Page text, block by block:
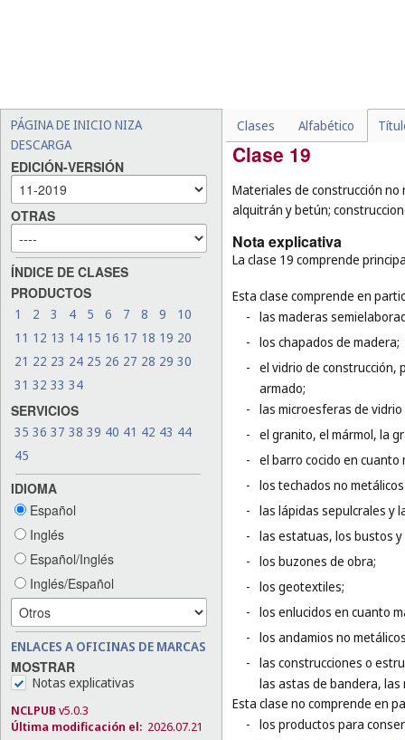
PÁGINA DE INICIO NIZA
DESCARGA
EDICIÓN-VERSIÓN
OTRAS
ÍNDICE DE CLASES
PRODUCTOS
1 2 3 4 5 6 7 8 9
10
11 12 13 14 15 16 17 18 19 20
21 22 23 24 25 26 27 28 29 30
31 32 33 34
SERVICIOS
35 36 37 38 39 40 41 42 43 44
45
IDIOMA
Español
Inglés
Español/Inglés
Inglés/Español
ENLACES A OFICINAS DE MARCAS
MOSTRAR
Notas explicativas
NCLPUB v5.0.3
Última modificación el: 2026.07.21
Clases Alfabético
), los cinturones
Clase 19
Materiales de construcción
alquitrán y betún;
Nota explicativa
La clase 19 comprende
Esta clase comprende en
- las maderas
- los chapados de madera;
- el vidrio de construcción,
armado;
- las microesferas de
- el granito, el mármol, la
- el barro cocido en
- los techados no
- las lápidas sepulcrales y
- las estatuas, los bustos
- los buzones de obra;
- los geotextiles;
- los enlucidos en cuanto
- los andamios no
- las construcciones o
las astas de bandera,
Esta clase no comprende en
- los productos para